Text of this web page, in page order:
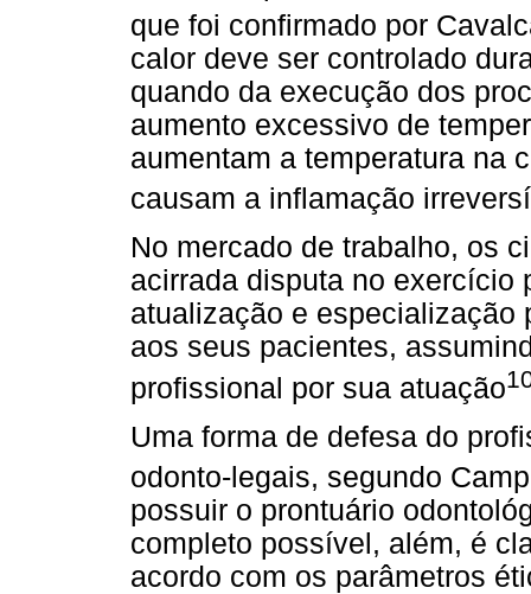
que foi confirmado por
calor deve ser controlado
quando da execução dos
aumento excessivo de
aumentam a temperatura na
causam a inflamação
No mercado de trabalho, os
acirrada disputa no exercício
atualização e especialização
aos seus pacientes,
profissional por sua atuação
Uma forma de defesa do
odonto-legais, segundo
possuir o prontuário
completo possível, além, é
acordo com os parâmetros